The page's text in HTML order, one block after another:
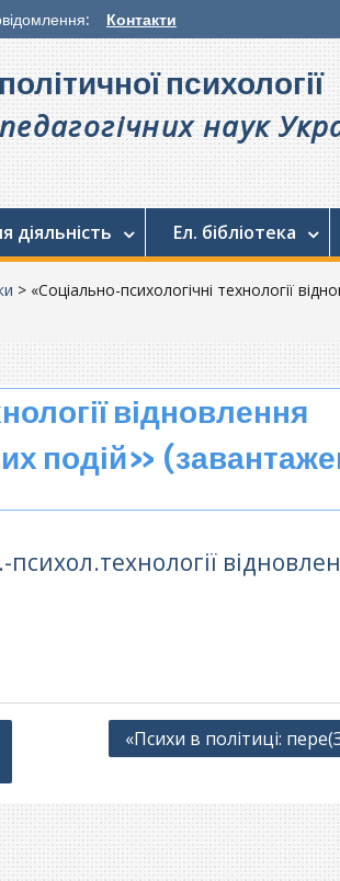
Контакти
психології
наук
діяльність Ел. бібліотека
> «Соціально-психологічні технології
відновлення
подій»
«Психи в політиці: